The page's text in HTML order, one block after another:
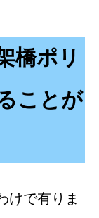
橋ポリ
ことが
けで有りま